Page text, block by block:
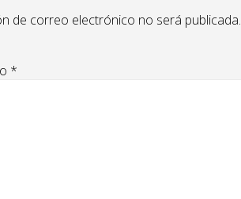
de correo electrónico no será publicada.
*